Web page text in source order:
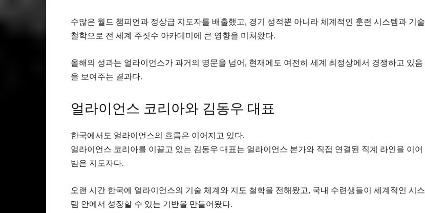
수많은 월드 챔피언과 정상급 지도자를 배출했고, 경기 성적뿐 아니라 체계적인 훈련 시스템과 기술
철학으로 전 세계 주짓수 아카데미에 큰 영향을 미쳐왔다.
올해의 성과는 얼라이언스가 과거의 명문을 넘어, 현재에도 여전히 세계 최정상에서 경쟁하고 있음
을 보여주는 결과다.
얼라이언스 코리아와 김동우 대표
한국에서도 얼라이언스의 흐름은 이어지고 있다.
얼라이언스 코리아를 이끌고 있는 김동우 대표는 얼라이언스 본가와 직접 연결된 직계 라인을 이어
받은 지도자다.
오랜 시간 한국에 얼라이언스의 기술 체계와 지도 철학을 전해왔고, 국내 수련생들이 세계적인 시스
템 안에서 성장할 수 있는 기반을 만들어왔다.